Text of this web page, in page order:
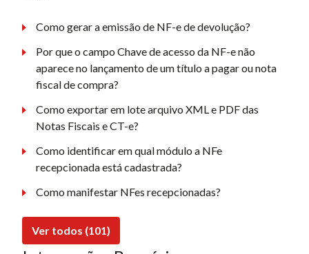
Como gerar a emissão de NF-e de devolução?
Por que o campo Chave de acesso da NF-e não
aparece no lançamento de um título a pagar ou nota
fiscal de compra?
Como exportar em lote arquivo XML e PDF das
Notas Fiscais e CT-e?
Como identificar em qual módulo a NFe
recepcionada está cadastrada?
Como manifestar NFes recepcionadas?
Ver todos (101)